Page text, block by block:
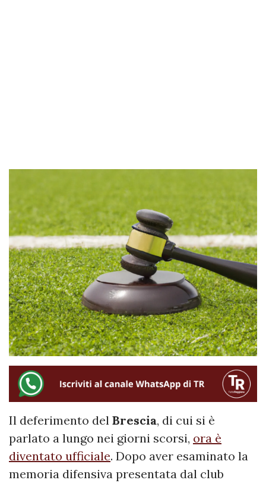
Il deferimento del Brescia, di cui si è
parlato a lungo nei giorni scorsi, ora è
diventato ufficiale. Dopo aver esaminato la
memoria difensiva presentata dal club